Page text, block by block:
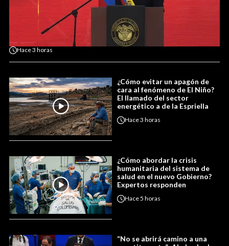
Hace3 horas
¿Cómo evitar un apagón de
cara al fenómeno de El Niño?
El llamado del sector
energético a de la Espriella
Hace3 horas
¿Cómo abordar la crisis
humanitaria del sistema de
salud en el nuevo Gobierno?
Expertos responden
Hace5 horas
“No se abrirá camino a una